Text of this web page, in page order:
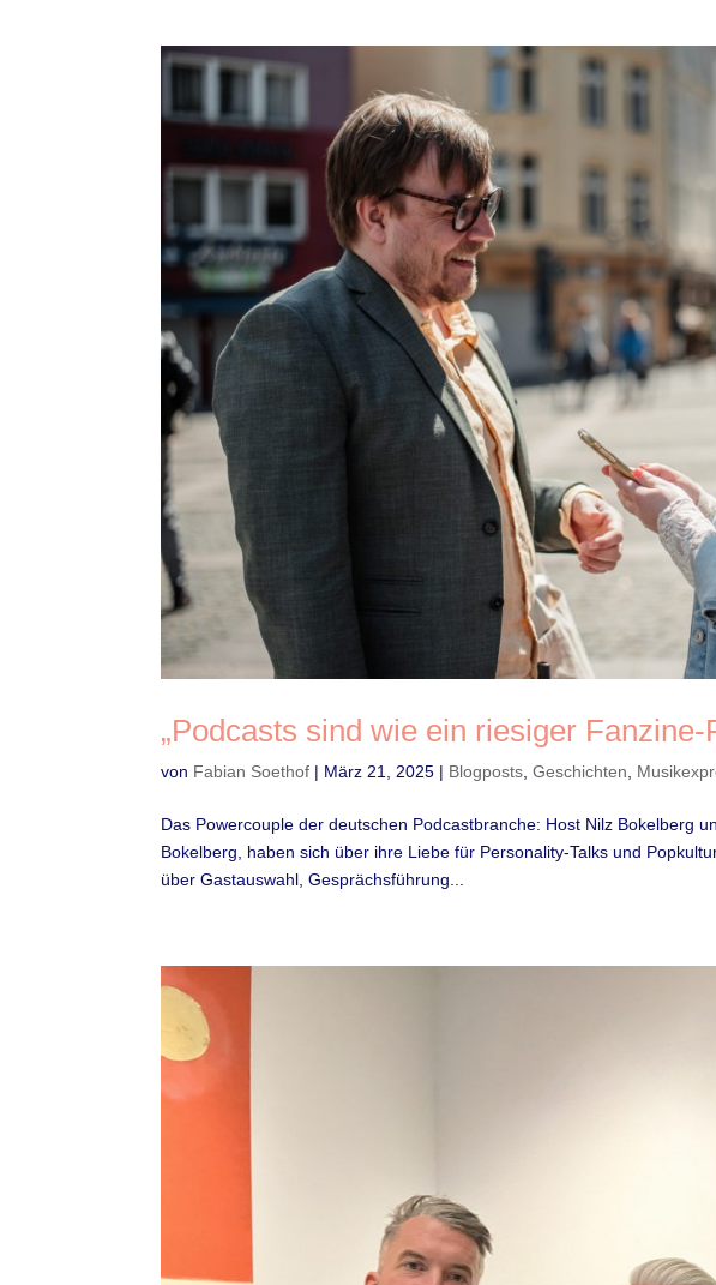
„Podcasts sind wie ein riesiger Fanzine-
von Fabian Soethof | März 21, 2025 | Blogposts ,Geschichten
Das Powercouple der deutschen Podcastbranche: Host Nilz Bokelberg
Bokelberg, haben sich über ihre Liebe für Personality-Talks und
über Gastauswahl, Gesprächsführung...